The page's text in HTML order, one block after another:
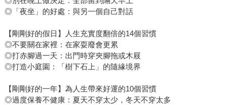
◎「夜坐」的好處：與另一個自己對話
【剛剛好的假日】人生充實度翻倍的14個習慣
◎不要關在家裡：在家耍廢會更累
◎打赤腳過一天：出門時穿夾腳拖或木屐
◎打造小庭園：「樹下石上」的隨緣境界
【剛剛好的一年】為人生帶來好運的10個習慣
◎過度保養不健康：夏天不穿太少，冬天不穿太多